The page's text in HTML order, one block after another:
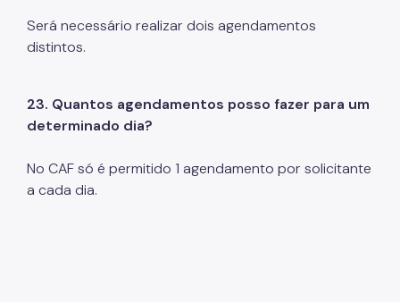
Será necessário realizar dois agendamentos
distintos.
23. Quantos agendamentos posso fazer para um
determinado dia?
No CAF só é permitido 1 agendamento por solicitante
a cada dia.